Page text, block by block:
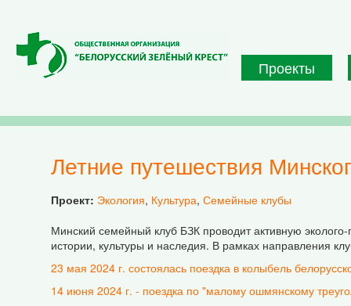
Проекты
Летние путешествия
Проект: Экология, Культура, Семейные клубы
Минский семейный клуб БЗК проводит активную
истории, культуры и наследия. В рамках направления
23 мая 2024 г. состоялась поездка в колыбель
14 июня 2024 г. - поездка по "малому ошмянскому